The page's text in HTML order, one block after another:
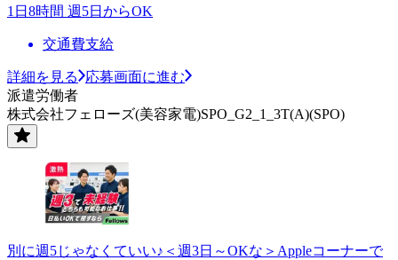
1日8時間 週5日からOK
交通費支給
詳細を見る
応募画面に進む
派遣労働者
株式会社フェローズ(美容家電)SPO_G2_1_3T(A)(SPO)
別に週5じゃなくていい♪＜週3日～OKな＞Appleコーナーで